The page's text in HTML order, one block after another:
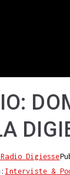
Digiesse
Interviste &